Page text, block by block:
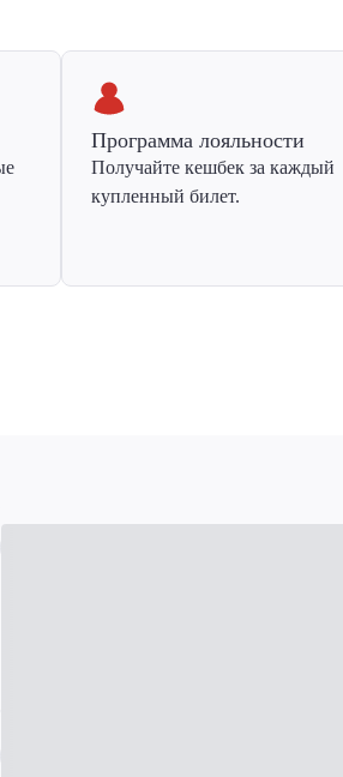
Программа лояльности
Получайте кешбек за каждый
купленный билет.